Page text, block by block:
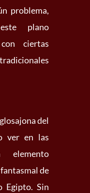
problema,
plano
ciertas
del
ver en las
elemento
de
Egipto. Sin